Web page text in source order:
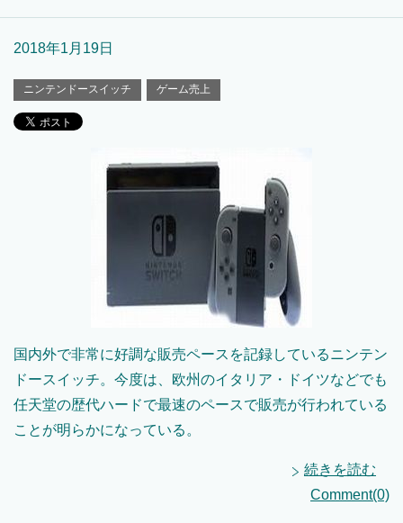
2018年1月19日
ニンテンドースイッチ ゲーム売上
国内外で非常に好調な販売ペースを記録しているニンテン
ドースイッチ。今度は、欧州のイタリア・ドイツなどでも
任天堂の歴代ハードで最速のペースで販売が行われている
ことが明らかになっている。
続きを読む
Comment(0)